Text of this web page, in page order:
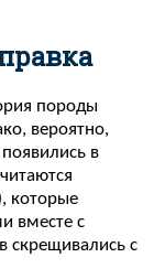
породы
вероятно,
в
которые
вместе с
скрещивались с